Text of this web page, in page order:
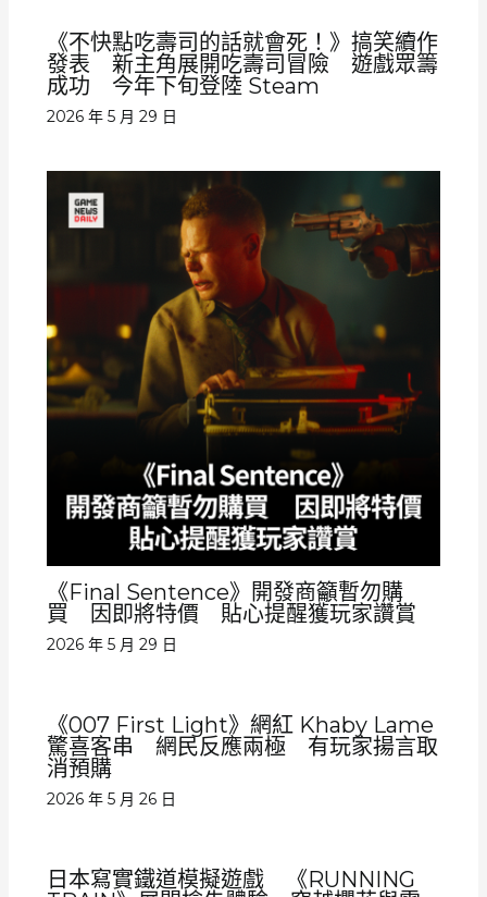
《不快點吃壽司的話就會死！》搞笑續作
發表 新主角展開吃壽司冒險 遊戲眾籌
成功 今年下旬登陸 Steam
2026 年 5 月 29 日
《Final Sentence》開發商籲暫勿購
買 因即將特價 貼心提醒獲玩家讚賞
2026 年 5 月 29 日
《007 First Light》網紅 Khaby Lame
驚喜客串 網民反應兩極 有玩家揚言取
消預購
2026 年 5 月 26 日
日本寫實鐵道模擬遊戲 《RUNNING